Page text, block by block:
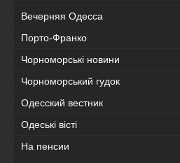
Вечерняя Одесса
Порто-Франко
Чорноморські новини
Чорноморський гудок
Одесский вестник
Одеськi вiстi
На пенсии